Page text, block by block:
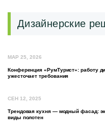
Дизайнерские
МАР 25, 2026
Конференция «РумТурист»: работу
ужесточает требования
СЕН 12, 2025
Трендовая кухня — модный фасад:
виды полотен